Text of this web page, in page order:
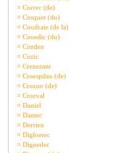
¤ Correc (de)
¤ Cosquer (du)
¤ Coudraie (de la)
¤ Couedic (du)
¤ Cozden
¤ Cozic
¤ Crenezant
¤ Croespilau (de)
¤ Crozon (de)
¤ Crozval
¤ Daniel
¤ Dantec
¤ Derrien
¤ Digloerec
¤ Digoedec